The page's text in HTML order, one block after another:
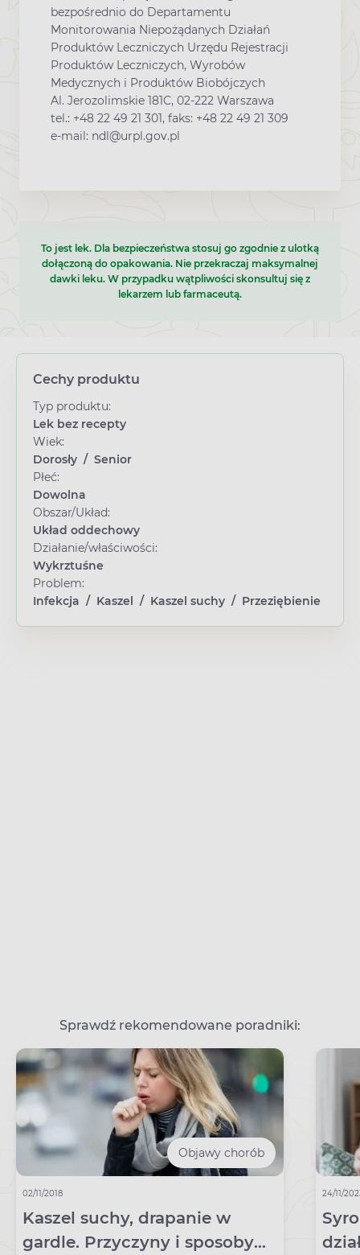
bezpośrednio do Departamentu
Monitorowania Niepożądanych Działań
Produktów Leczniczych Urzędu Rejestracji
Produktów Leczniczych, Wyrobów
Medycznych i Produktów Biobójczych
Al. Jerozolimskie 181C, 02-222 Warszawa
tel.: +48 22 49 21 301, faks: +48 22 49 21 309
e-mail: ndl@urpl.gov.pl
To jest lek. Dla bezpieczeństwa stosuj go zgodnie z ulotką
dołączoną do opakowania. Nie przekraczaj maksymalnej
dawki leku. W przypadku wątpliwości skonsultuj się z
lekarzem lub farmaceutą.
Cechy produktu
Typ produktu:
Lek bez recepty
Wiek:
Dorosły / Senior
Płeć:
Dowolna
Obszar/Układ:
Układ oddechowy
Działanie/właściwości:
Wykrztuśne
Problem:
Infekcja / Kaszel / Kaszel suchy / Przeziębienie
Sprawdź rekomendowane poradniki:
Objawy chorób
02/11/2018
Kaszel suchy, drapanie w
gardle. Przyczyny i sposoby
24/11/